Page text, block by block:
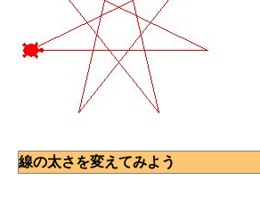
線の太さを変えてみよう